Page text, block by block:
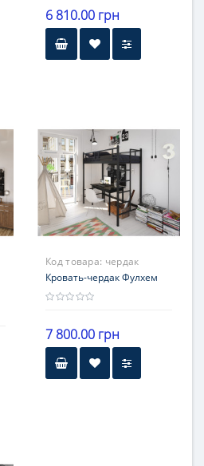
6 810.00 грн
бук
Гарантия
12 месяцев
Код товара: чердак
Фулхем
Кровать-чердак Фулхем
7 800.00 грн